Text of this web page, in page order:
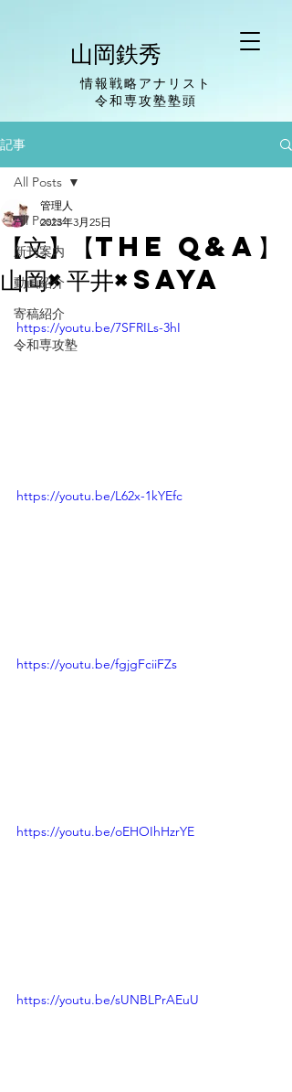
山岡鉄秀
情報戦略アナリスト
​令和専攻塾塾頭
記事
All Posts
新刊案内
動画紹介
寄稿紹介
令和専攻塾
All Posts
【文】【The Q&A】
山岡×平井×saya
管理人
2023年3月25日
https://youtu.be/7SFRILs-3hI
https://youtu.be/L62x-1kYEfc
https://youtu.be/fgjgFciiFZs
https://youtu.be/oEHOIhHzrYE
https://youtu.be/sUNBLPrAEuU